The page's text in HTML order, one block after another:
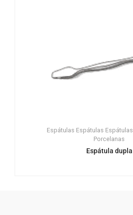
Espátulas Espátulas Espátulas
Porcelanas
Espátula dupla